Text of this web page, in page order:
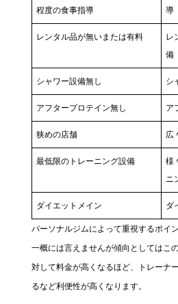
程度の食事指導
導
レンタル品が無いまたは有料
レ
備
シャワー設備無し シ
アフタープロテイン無し ア
狭めの店舗 広
最低限のトレーニング設備
様
ニ
ダイエットメイン ダ
パーソナルジムによって重視するポイ
一概には言えませんが傾向としてはこ
対して料金が高くなるほど、トレーナ
るなど利便性が高くなります。